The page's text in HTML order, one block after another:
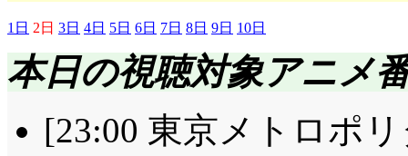
1日 2日 3日 4日 5日 6日 7日 8日 9日 10日
本日の視聴対象アニメ
[23:00 東京メトロポ